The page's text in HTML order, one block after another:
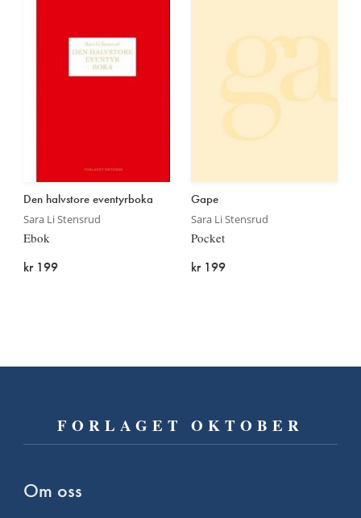
Den halvstore eventyrboka
Sara Li Stensrud
Ebok
kr 199
Gape
Sara Li Stensrud
Pocket
kr 199
FORLAGET OKTOBER
Om oss